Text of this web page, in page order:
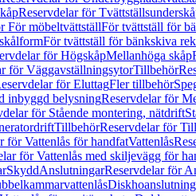
Reservdelar för
För möbeltvättställFör tvättställ för
För tvättställ för bänkskiva
för HögskåpMellanhöga skåp
för VäggavställningsytorTillbehör
för EluttagFler tillbehör
inbyggd belysningReservdelar för
för Stående montering, nätdrift
TillbehörReservdelar för
för Vattenlås för handfatVattenlås
för Vattenlås med skiljevägg för
SkyddAnslutningarReservdelar för